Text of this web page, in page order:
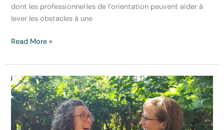
dont les professionnel·les de l’orientation peuvent aider à
lever les obstacles à une
Donner
sens,
c’est
déjà
semer
les
graines
Read More »